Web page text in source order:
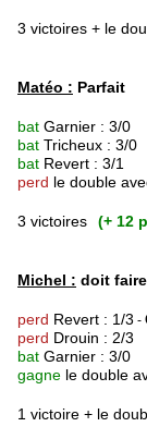
3 victoires + le
Matéo : Parfait
bat Garnier : 3/0
bat Tricheux : 3/0
bat Revert : 3/1
perd le double
3 victoires (+ 12
Michel : doit
perd Revert : 1/3 -
perd Drouin : 2/3
bat Garnier : 3/0
gagne le double
1 victoire + le